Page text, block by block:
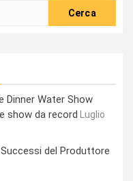
Dinner Water Show
show da record Luglio
del Produttore